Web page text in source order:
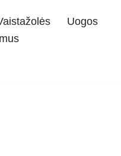
Uogos